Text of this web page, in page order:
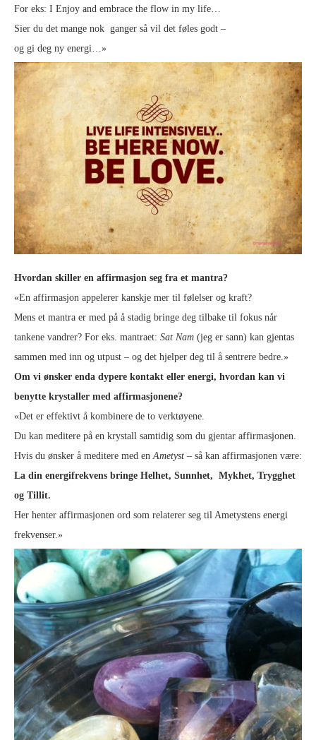
For eks: I Enjoy and embrace the flow in my life…
Sier du det mange nok ganger så vil det føles godt –
og gi deg ny energi…»
Hvordan skiller en affirmasjon seg fra et mantra?
«En affirmasjon appelerer kanskje mer til følelser og kraft?
Mens et mantra er med på å stadig bringe deg tilbake til fokus når
tankene vandrer? For eks. mantraet: Sat Nam (jeg er sann) kan gjentas
sammen med inn og utpust – og det hjelper deg til å sentrere bedre.»
Om vi ønsker enda dypere kontakt eller energi, hvordan kan vi
benytte krystaller med affirmasjonene?
«Det er effektivt å kombinere de to verktøyene.
Du kan meditere på en krystall samtidig som du gjentar affirmasjonen.
Hvis du ønsker å meditere med en Ametyst – så kan affirmasjonen være:
La din energifrekvens bringe Helhet, Sunnhet, Mykhet, Trygghet
og Tillit.
Her henter affirmasjonen ord som relaterer seg til Ametystens energi
frekvenser.»